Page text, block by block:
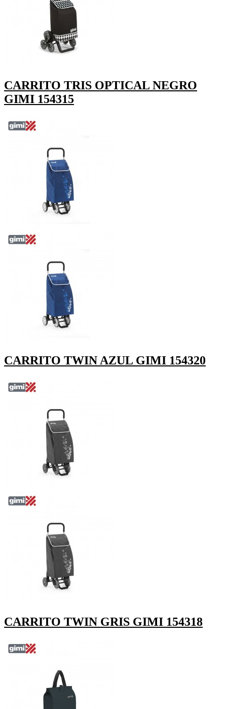
CARRITO TRIS OPTICAL NEGRO
GIMI 154315
CARRITO TWIN AZUL GIMI 154320
CARRITO TWIN GRIS GIMI 154318